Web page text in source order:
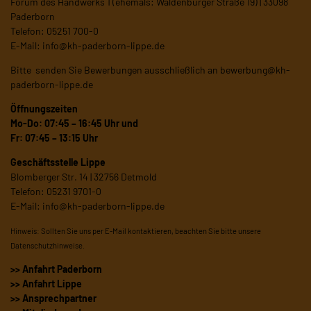
Paderborn
Telefon: 05251 700-0
E-Mail: info@kh-paderborn-lippe.de
Bitte senden Sie Bewerbungen ausschließlich an bewerbung@kh-
paderborn-lippe.de
Öffnungszeiten
Mo-Do: 07:45 – 16:45 Uhr und
Fr: 07:45 – 13:15 Uhr
Geschäftsstelle Lippe
Blomberger Str. 14 | 32756 Detmold
Telefon: 05231 9701-0
E-Mail: info@kh-paderborn-lippe.de
Hinweis: Sollten Sie uns per E-Mail kontaktieren, beachten Sie bitte unsere
Datenschutzhinweise
>> Anfahrt Paderborn
>> Anfahrt Lippe
>> Ansprechpartner